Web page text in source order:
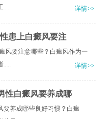
.....
详情>>
患上白癜风要注
风要注意哪些？白癜风作为一
.....
详情>>
性白癜风要养成哪
要养成哪些良好习惯？白癜